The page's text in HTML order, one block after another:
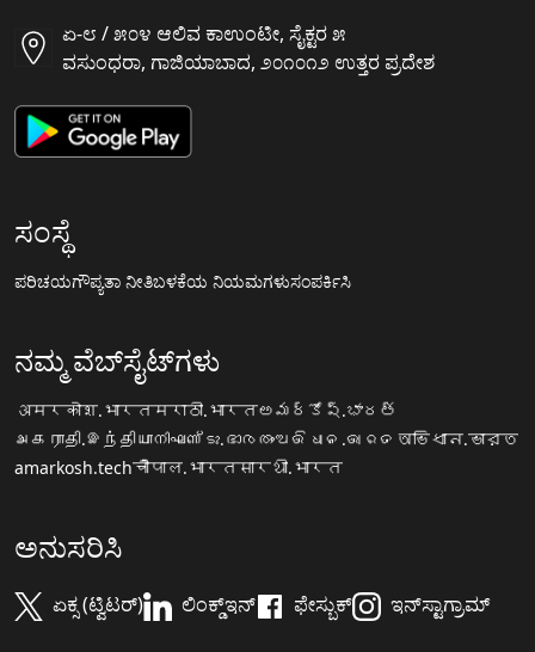
ಏ-೮ / ೫೦೪ ಆಲಿವ ಕಾಉಂಟೀ, ಸೈಕ್ಟರ ೫
ವಸುಂಧರಾ, ಗಾಜಿಯಾಬಾದ, ೨೦೧೦೧೨ ಉತ್ತರ ಪ್ರದೇಶ
ಸಂಸ್ಥೆ
ಪರಿಚಯಗೌಪ್ಯತಾ ನೀತಿಬಳಕೆಯ ನಿಯಮಗಳುಸಂಪರ್ಕಿಸಿ
ನಮ್ಮ ವೆಬ್‌ಸೈಟ್‌ಗಳು
अमरकोश.भारतमराठी.भारतఅమర్కోష్.భారత్
அகராதி.இந்தியாനിഘണ്ടു.ഭാരതംଅଭିଧାନ.ଭାରତ অভিধান.ভারত
amarkosh.techचौपाल.भारतसारथी.भारत
ಅನುಸರಿಸಿ
ಏಕ್ಸ (ಟ್ವಿಟರ್) ಲಿಂಕ್ಡ್‌ಇನ್ ಫೇಸ್ಬುಕ್ ಇನ್‌ಸ್ಟಾಗ್ರಾಮ್